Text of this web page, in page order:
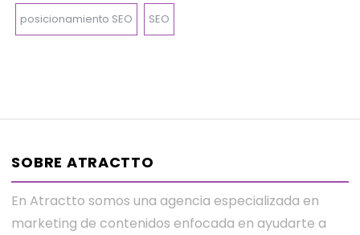
posicionamiento SEO SEO
SOBRE ATRACTTO
En Atractto somos una agencia especializada en
marketing de contenidos enfocada en ayudarte a